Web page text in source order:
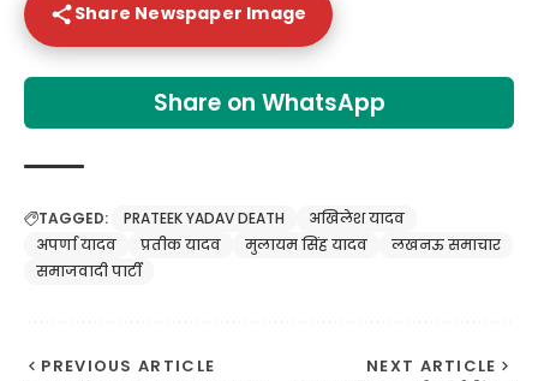
Share Newspaper Image
Share on WhatsApp
TAGGED: PRATEEK YADAV DEATH
अखिलेश यादव
अपर्णा यादव
प्रतीक यादव मुलायम सिंह यादव
लखनऊ समाचार
समाजवादी पार्टी
PREVIOUS ARTICLE NEXT ARTICLE